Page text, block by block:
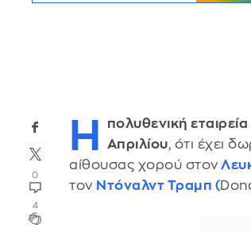
0
4
Η πολυθενική
Απριλίου, ότι έχει
αίθουσας χορού στον
τον Ντόναλντ Τραμπ (